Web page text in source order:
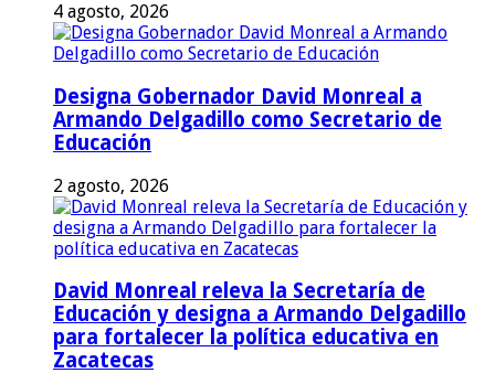
4 agosto, 2026
Designa Gobernador David Monreal a
Armando Delgadillo como Secretario de
Educación
2 agosto, 2026
David Monreal releva la Secretaría de
Educación y designa a Armando Delgadillo
para fortalecer la política educativa en
Zacatecas